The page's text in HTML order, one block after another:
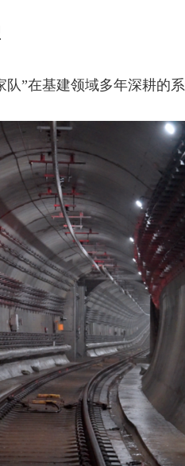
”在基建领域多年深耕的系